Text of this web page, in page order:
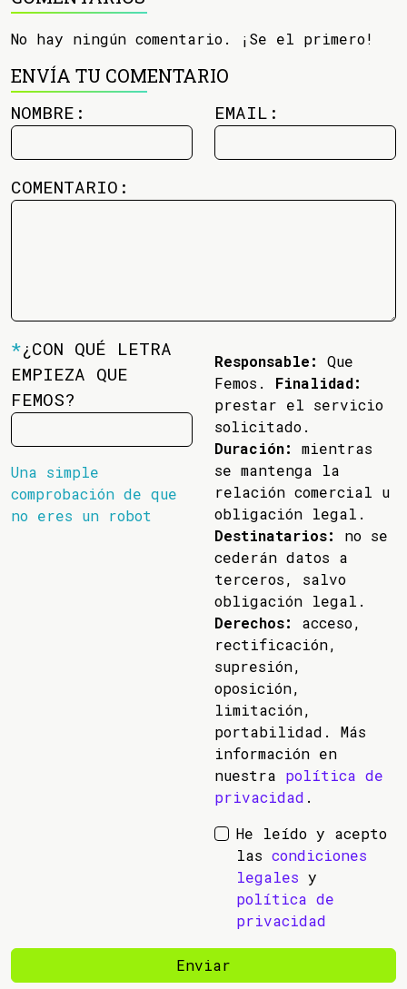
No hay ningún comentario. ¡Se el primero!
ENVÍA TU COMENTARIO
NOMBRE: EMAIL:
COMENTARIO:
*¿CON QUÉ LETRA
EMPIEZA QUE
FEMOS?
Una simple
comprobación de que
no eres un robot
Responsable:
Que
Femos. Finalidad:
prestar el servicio
solicitado.
Duración:
mientras
se mantenga la
relación comercial u
obligación legal.
Destinatarios:
no se
cederán datos a
terceros, salvo
obligación legal.
Derechos:
acceso,
rectificación,
supresión,
oposición,
limitación,
portabilidad. Más
información en
nuestra política de
privacidad .
He leído y acepto
las condiciones
legales y
política de
privacidad
Enviar